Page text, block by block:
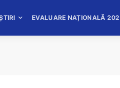
EVALUARE NAȚIONALĂ